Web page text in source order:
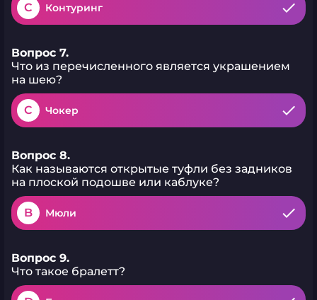
C Контуринг
Вопрос 7.
Что из перечисленного является украшением
на шею?
C Чокер
Вопрос 8.
Как называются открытые туфли без задников
на плоской подошве или каблуке?
B Мюли
Вопрос 9.
Что такое бралетт?